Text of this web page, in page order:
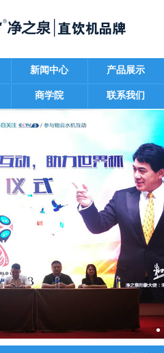
新闻中心 产品展示
商学院 联系我们